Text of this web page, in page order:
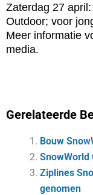
Zaterdag 27
Outdoor; voor
Meer informatie
media.
Gerelateerde
Bouw
SnowWorld
Ziplines
genomen